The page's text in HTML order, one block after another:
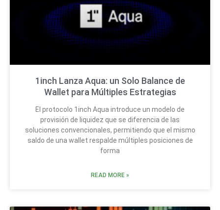
1inch Lanza Aqua: un Solo Balance de
Wallet para Múltiples Estrategias
El protocolo 1inch Aqua introduce un modelo de
provisión de liquidez que se diferencia de las
soluciones convencionales, permitiendo que el mismo
saldo de una wallet respalde múltiples posiciones de
forma
READ MORE »